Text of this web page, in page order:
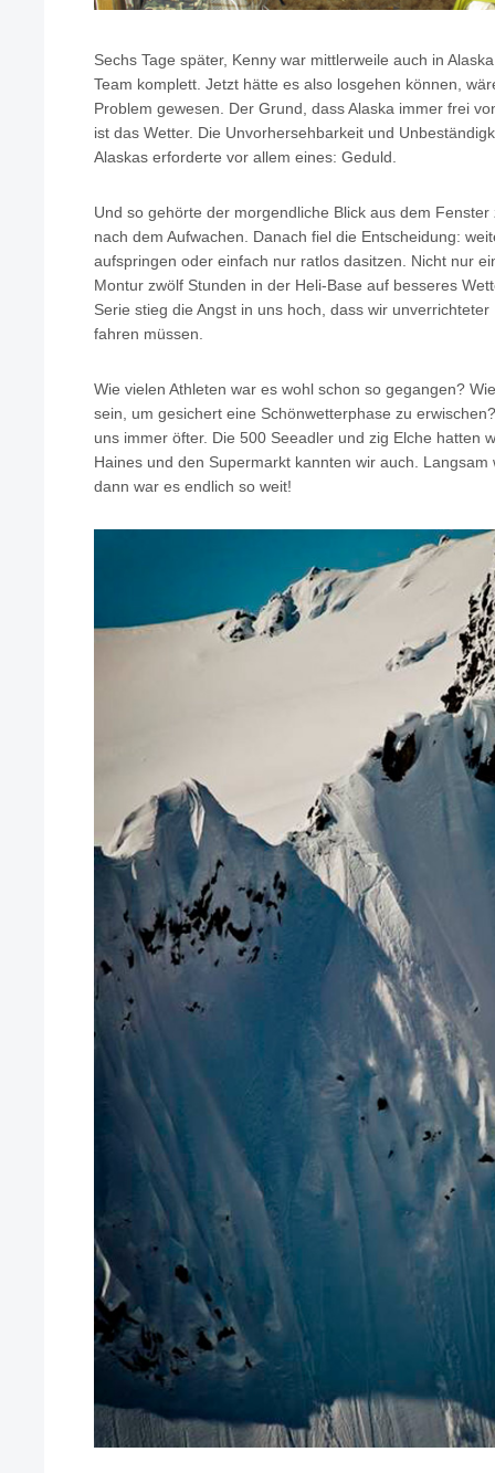
Sechs Tage später, Kenny war mittlerweile auch in
Team komplett. Jetzt hätte es also losgehen können,
Problem gewesen. Der Grund, dass Alaska immer frei
ist das Wetter. Die Unvorhersehbarkeit und
Alaskas erforderte vor allem eines: Geduld.
Und so gehörte der morgendliche Blick aus dem
nach dem Aufwachen. Danach fiel die Entscheidung:
aufspringen oder einfach nur ratlos dasitzen. Nicht nur
Montur zwölf Stunden in der Heli-Base auf besseres
Serie stieg die Angst in uns hoch, dass wir
fahren müssen.
Wie vielen Athleten war es wohl schon so gegangen?
sein, um gesichert eine Schönwetterphase zu
uns immer öfter. Die 500 Seeadler und zig Elche hatten
Haines und den Supermarkt kannten wir auch.
dann war es endlich so weit!